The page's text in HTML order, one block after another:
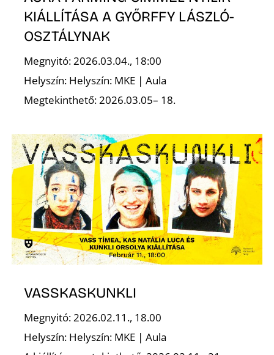
KIÁLLÍTÁSA A GYŐRFFY LÁSZLÓ-
OSZTÁLYNAK
Megnyitó: 2026.03.04., 18:00
Helyszín: Helyszín: MKE | Aula
Megtekinthető: 2026.03.05– 18.
VASSKASKUNKLI
Megnyitó: 2026.02.11., 18.00
Helyszín: Helyszín: MKE | Aula